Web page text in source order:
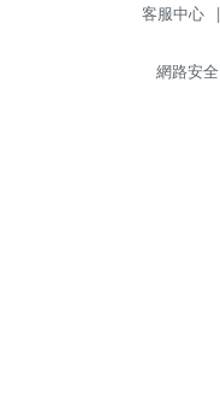
客服中心 |
網路安全